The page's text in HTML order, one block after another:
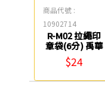
商品代號 :
10902714
R-M02 拉繩印
章袋(6分) 禹華
$24